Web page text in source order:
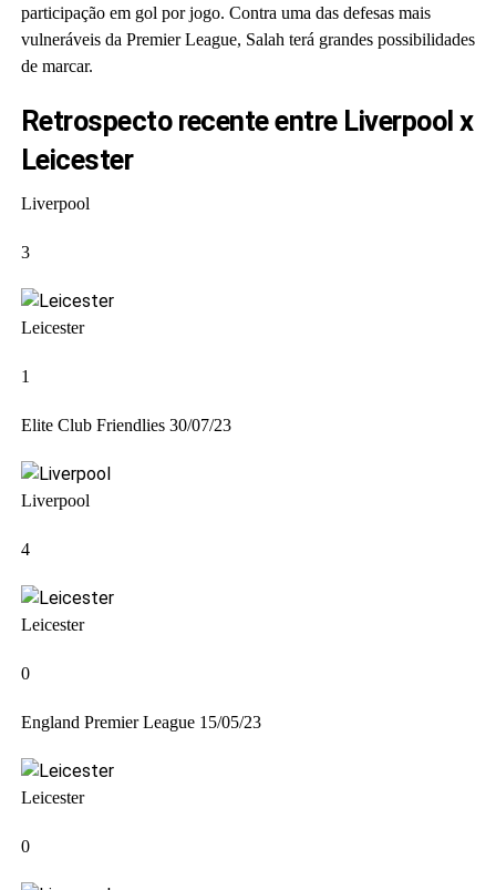
participação em gol por jogo. Contra uma das defesas mais
vulneráveis da Premier League, Salah terá grandes possibilidades
de marcar.
Retrospecto recente entre Liverpool x
Leicester
Liverpool
3
Leicester
1
Elite Club Friendlies 30/07/23
Liverpool
4
Leicester
0
England Premier League 15/05/23
Leicester
0